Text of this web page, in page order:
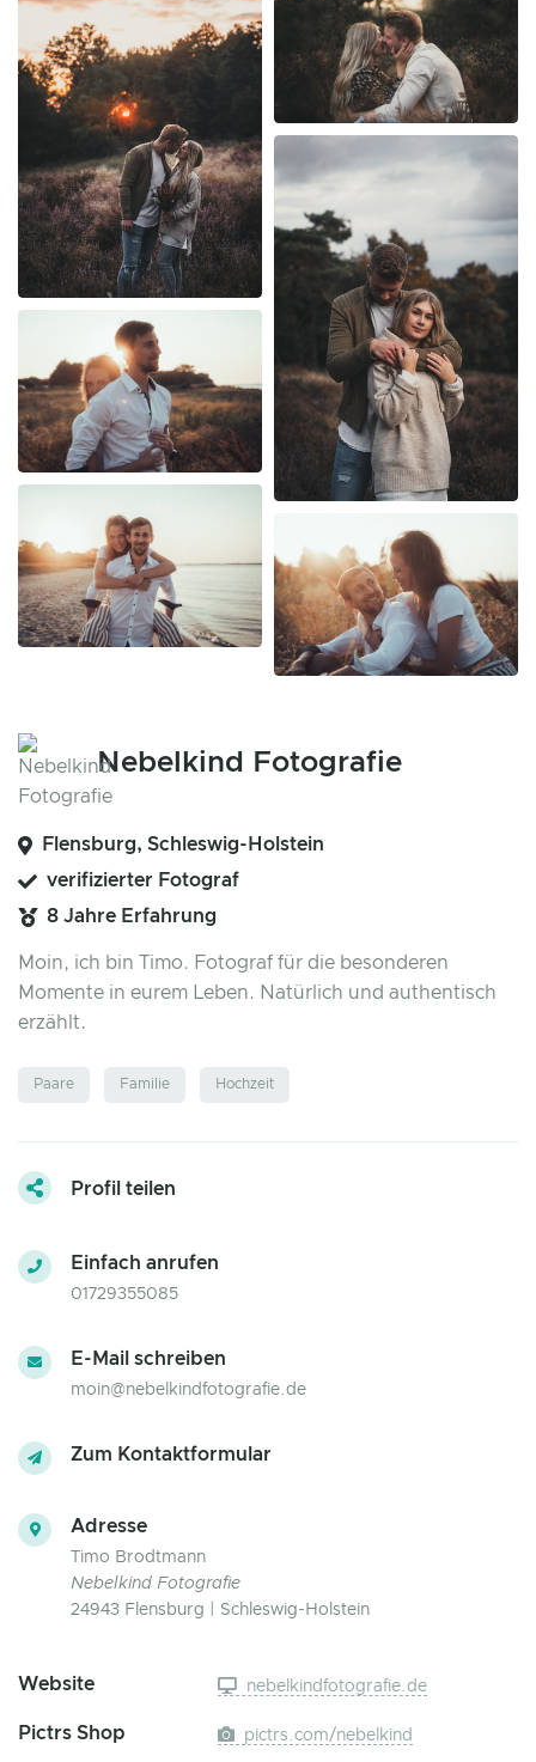
Nebelkind Fotografie
Flensburg, Schleswig-Holstein
verifizierter Fotograf
8 Jahre Erfahrung
Moin, ich bin Timo. Fotograf für die besonderen
Momente in eurem Leben. Natürlich und authentisch
erzählt.
Paare Familie Hochzeit
Profil teilen
Einfach anrufen
01729355085
E-Mail schreiben
moin@nebelkindfotografie.de
Zum Kontaktformular
Adresse
Timo Brodtmann
Nebelkind Fotografie
24943 Flensburg | Schleswig-Holstein
Website nebelkindfotografie.de
Pictrs Shop pictrs.com/nebelkind